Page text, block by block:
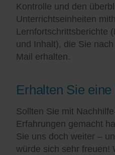
Kontrolle und den
Unterrichtseinheiten
Lernfortschrittsberichte
und Inhalt), die Sie
Mail erhalten.
Erhalten Sie
Sollten Sie mit
Erfahrungen gemacht
Sie uns doch weiter –
würde sich sehr freuen!